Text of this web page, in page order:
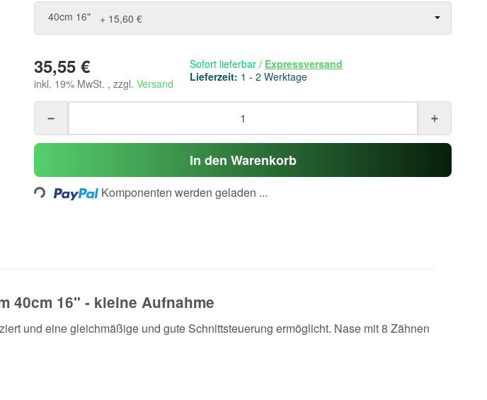
Länge
40cm 16" + 15,60 €
35,55 €
inkl. 19% MwSt. , zzgl. Versand
Sofort lieferbar/ Expressversand
Lieferzeit: 1 - 2 Werktage
In den Warenkorb
Loading... Komponenten werden geladen ...
40cm 16" - kleine Aufnahme
und eine gleichmäßige und gute Schnittsteuerung ermöglicht. Nase mit 8 Zähnen